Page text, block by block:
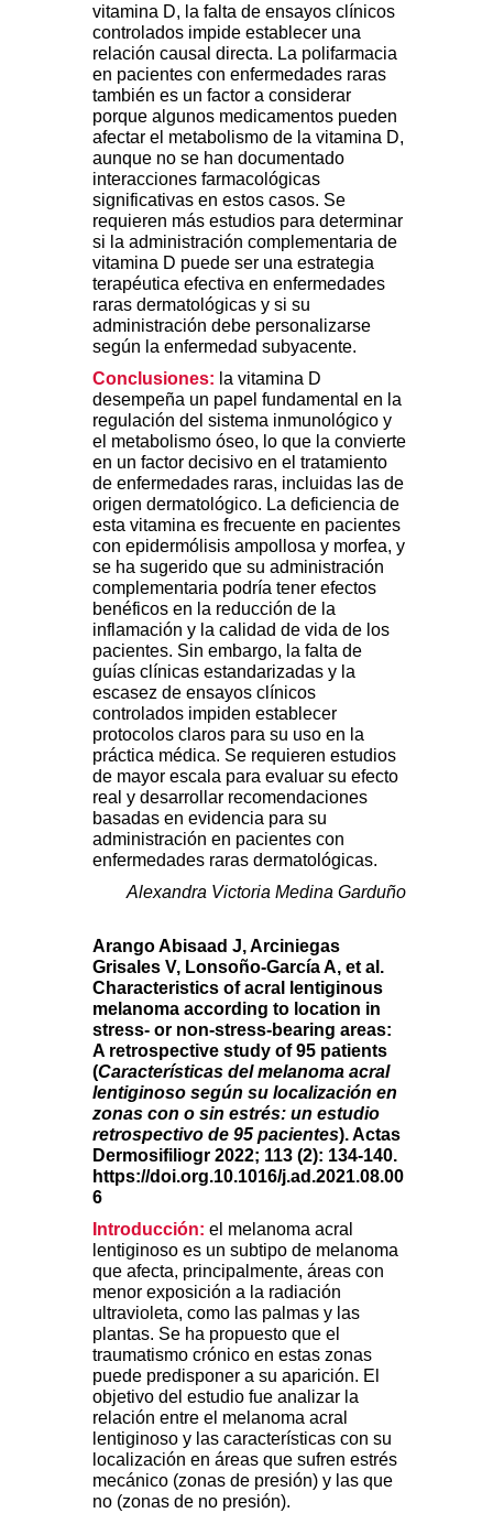
vitamina D, la falta de ensayos clínicos
controlados impide establecer una
relación causal directa. La polifarmacia
en pacientes con enfermedades raras
también es un factor a considerar
porque algunos medicamentos pueden
afectar el metabolismo de la vitamina D,
aunque no se han documentado
interacciones farmacológicas
significativas en estos casos. Se
requieren más estudios para determinar
si la administración complementaria de
vitamina D puede ser una estrategia
terapéutica efectiva en enfermedades
raras dermatológicas y si su
administración debe personalizarse
según la enfermedad subyacente.
Conclusiones: la vitamina D
desempeña un papel fundamental en la
regulación del sistema inmunológico y
el metabolismo óseo, lo que la convierte
en un factor decisivo en el tratamiento
de enfermedades raras, incluidas las de
origen dermatológico. La deficiencia de
esta vitamina es frecuente en pacientes
con epidermólisis ampollosa y morfea, y
se ha sugerido que su administración
complementaria podría tener efectos
benéficos en la reducción de la
inflamación y la calidad de vida de los
pacientes. Sin embargo, la falta de
guías clínicas estandarizadas y la
escasez de ensayos clínicos
controlados impiden establecer
protocolos claros para su uso en la
práctica médica. Se requieren estudios
de mayor escala para evaluar su efecto
real y desarrollar recomendaciones
basadas en evidencia para su
administración en pacientes con
enfermedades raras dermatológicas.
Alexandra Victoria Medina Garduño
Arango Abisaad J, Arciniegas
Grisales V, Lonsoño-García A, et al.
Characteristics of acral lentiginous
melanoma according to location in
stress- or non-stress-bearing areas:
A retrospective study of 95 patients
(Características del melanoma acral
lentiginoso según su localización en
zonas con o sin estrés: un estudio
retrospectivo de 95 pacientes). Actas
Dermosifiliogr 2022; 113 (2): 134-140.
https://doi.org.10.1016/j.ad.2021.08.00
6
Introducción: el melanoma acral
lentiginoso es un subtipo de melanoma
que afecta, principalmente, áreas con
menor exposición a la radiación
ultravioleta, como las palmas y las
plantas. Se ha propuesto que el
traumatismo crónico en estas zonas
puede predisponer a su aparición. El
objetivo del estudio fue analizar la
relación entre el melanoma acral
lentiginoso y las características con su
localización en áreas que sufren estrés
mecánico (zonas de presión) y las que
no (zonas de no presión).